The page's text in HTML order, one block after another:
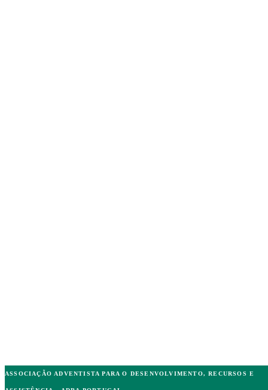
ASSOCIAÇÃO ADVENTISTA PARA O DESENVOLVIMENTO, RECURSOS E